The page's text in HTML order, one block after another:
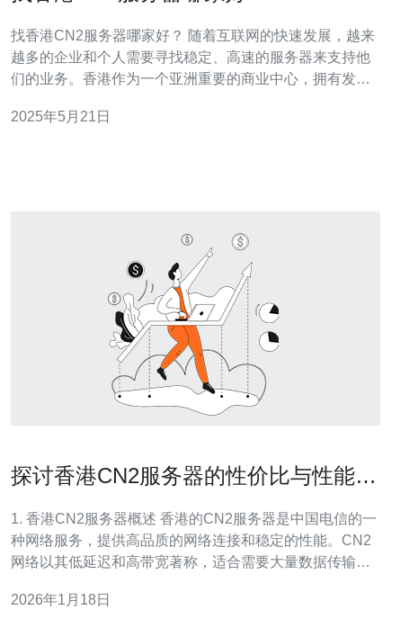
找香港CN2服务器哪家好？ 随着互联网的快速发展，越来
越多的企业和个人需要寻找稳定、高速的服务器来支持他
们的业务。香港作为一个亚洲重要的商业中心，拥有发达
择服务器时，CN2服务器是一个不错的选择，因为它拥有
2025年5月21日
探讨香港CN2服务器的性价比与性能优
1. 香港CN2服务器概述 香港的CN2服务器是中国电信的一
种网络服务，提供高品质的网络连接和稳定的性能。CN2
网络以其低延迟和高带宽著称，适合需要大量数据传输的
戏、视频直播等需要快速响应的应用场景。 近年来，随着
2026年1月18日